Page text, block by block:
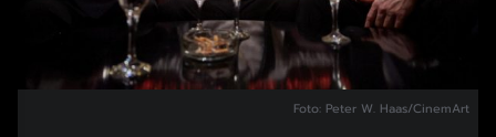
Foto: Peter W. Haas/CinemArt